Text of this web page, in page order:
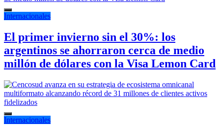
Internacionales
El primer invierno sin el 30%: los
argentinos se ahorraron cerca de medio
millón de dólares con la Visa Lemon Card
Internacionales